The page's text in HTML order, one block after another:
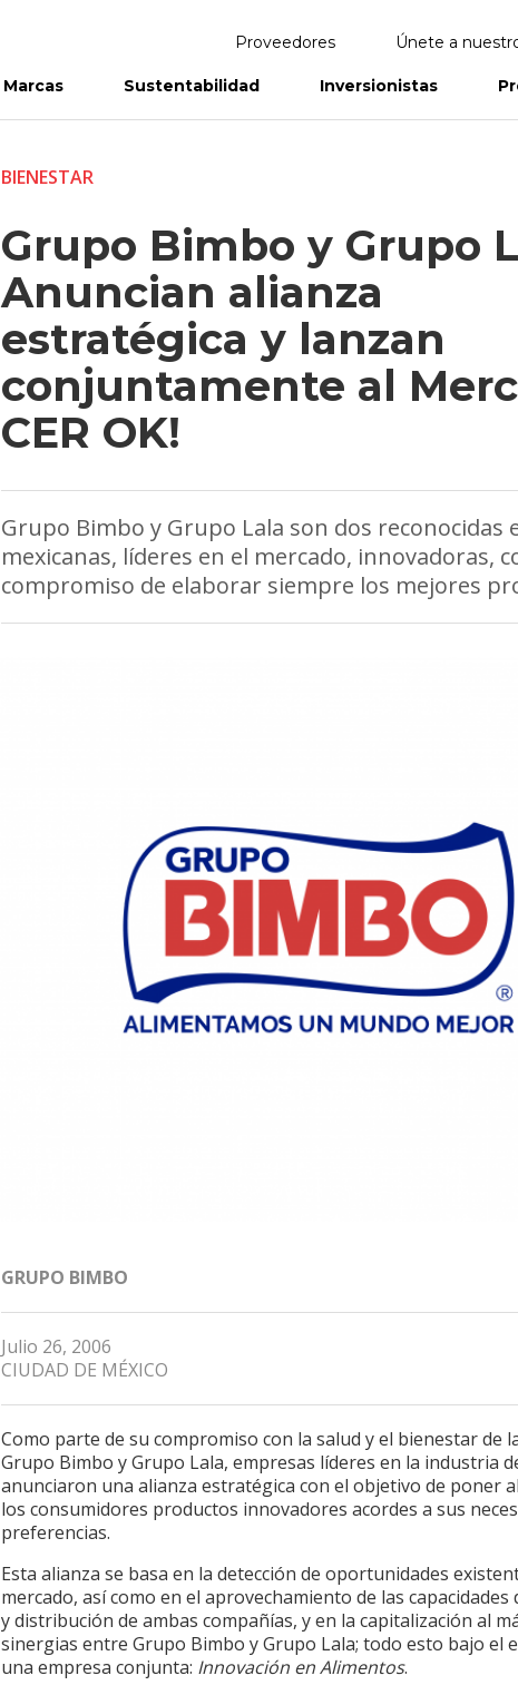
Proveedores Únete a
Marcas Sustentabilidad Inversionistas
BIENESTAR
Grupo Bimbo y Grupo
Anuncian alianza
estratégica y lanzan
conjuntamente al
CER OK!
Grupo Bimbo y Grupo Lala son dos reconocidas
mexicanas, líderes en el mercado, innovadoras,
compromiso de elaborar siempre los mejores
GRUPO BIMBO
Julio 26, 2006
CIUDAD DE MÉXICO
Como parte de su compromiso con la salud y el bienestar de
Grupo Bimbo y Grupo Lala, empresas líderes en la industria
anunciaron una alianza estratégica con el objetivo de poner
los consumidores productos innovadores acordes a sus
preferencias.
Esta alianza se basa en la detección de oportunidades
mercado, así como en el aprovechamiento de las capacidades
y distribución de ambas compañías, y en la capitalización al
sinergias entre Grupo Bimbo y Grupo Lala; todo esto bajo el
una empresa conjunta: Innovación en Alimentos.